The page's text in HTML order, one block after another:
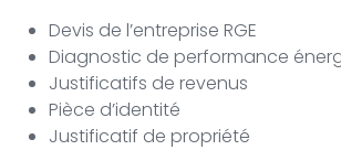
Devis de l’entreprise RGE
Diagnostic de performance
Justificatifs de revenus
Pièce d’identité
Justificatif de propriété